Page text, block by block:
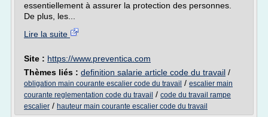
essentiellement à assurer la protection des personnes.
De plus, les...
Lire la suite
Site : https://www.preventica.com
Thèmes liés : definition salarie article code du travail /
obligation main courante escalier code du travail / escalier main
courante reglementation code du travail / code du travail rampe
escalier / hauteur main courante escalier code du travail